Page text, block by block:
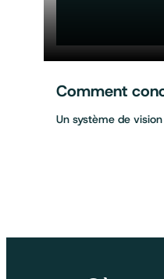
Comment
Un système de